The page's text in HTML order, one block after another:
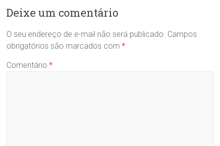
Deixe um comentário
O seu endereço de e-mail não será publicado. Campos
obrigatórios são marcados com*
Comentário*